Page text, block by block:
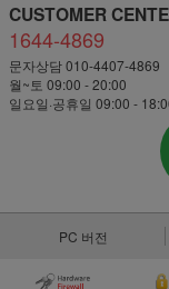
CUSTOMER
1644-4869
문자상담 010-4407-4869
월~토 09:00 - 20:00
일요일·공휴일 09:00 -
PC 버전